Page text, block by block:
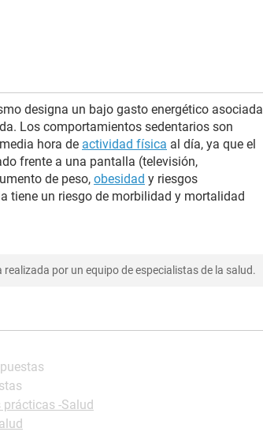
designa un bajo gasto energético asociada
Los comportamientos sedentarios son
hora de actividad física al día, ya que el
frente a una pantalla (televisión,
de peso, obesidad y riesgos
tiene un riesgo de morbilidad y mortalidad
por un equipo de especialistas de la salud.
prácticas -Salud